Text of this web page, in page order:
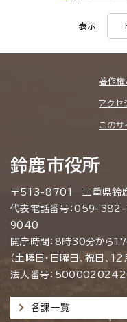
表示
著作権
アクセ
このサ
鈴鹿市役所
〒513-8701 三重県鈴
代表電話番号：059-
9040
開庁時間：8時30分から
（土曜日・日曜日、祝日、
法人番号：
各課一覧